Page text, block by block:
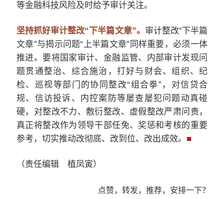
等金融科技风险及时给予审计关注。
坚持抓好审计整改“下半篇文章”。 审计整改“下半篇
文章”与揭示问题“上半篇文章”同样重要，必须一体
推进。要将国家审计、金融监管、内部审计发现问
题贯通整治、综合施治，打好与财会、组织、纪
检、巡视等部门的协同整改“组合拳”，对信贷合
规、信访投诉、内控案防等屡查屡犯问题动真碰
硬，对整改不力、敷衍整改、虚假整改严肃问责，
真正将整改作为领导干部任免、奖惩和考核的重要
参考，切实推动改彻底、改到位、改出成效。 ■
（责任编辑 植凤寅）
点赞，转发，推荐，安排一下？